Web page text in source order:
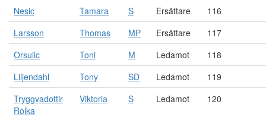
Nesic
Tamara S Ersättare
116
Larsson
Thomas MP Ersättare
117
Orsulic
Toni M Ledamot
118
Liljendahl
Tony SD Ledamot
119
Tryggvadottir
Rolka
Viktoria S Ledamot 120